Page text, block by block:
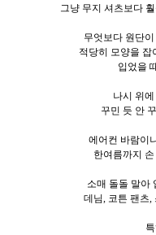
그냥 무지 셔츠보다
무엇보다 원단
적당히 모양을 잡
입었을
나시 위
꾸민 듯 안
에어컨 바람이
한여름까지
소매 돌돌 말아
데님, 코튼 팬츠,